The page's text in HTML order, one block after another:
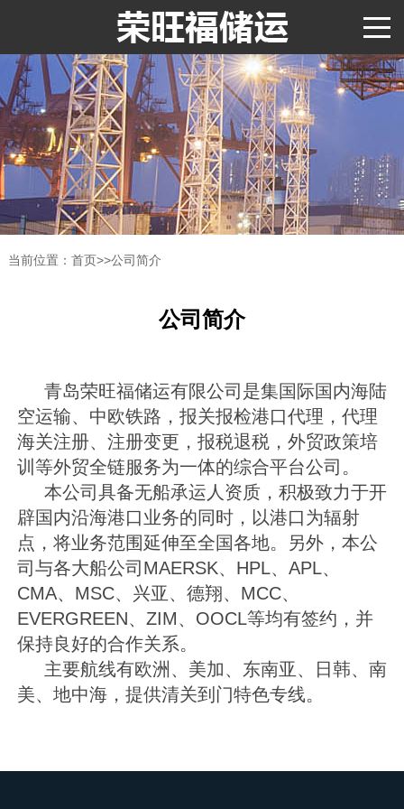
当前位置： 首页>>公司简介
公司简介
青岛荣旺福储运有限公司是集国际国内海陆
空运输、中欧铁路，报关报检港口代理，代理
海关注册、注册变更，报税退税，外贸政策培
训等外贸全链服务为一体的综合平台公司。
本公司具备无船承运人资质，积极致力于开
辟国内沿海港口业务的同时，以港口为辐射
点，将业务范围延伸至全国各地。另外，本公
司与各大船公司MAERSK、HPL、APL、
CMA、MSC、兴亚、德翔、MCC、
EVERGREEN、ZIM、OOCL等均有签约，并
保持良好的合作关系。
主要航线有欧洲、美加、东南亚、日韩、南
美、地中海，提供清关到门特色专线。